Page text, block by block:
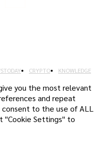
CRYPTO KNOWLEDGE
you the most relevant
and repeat
consent to the use of ALL
"Cookie Settings" to